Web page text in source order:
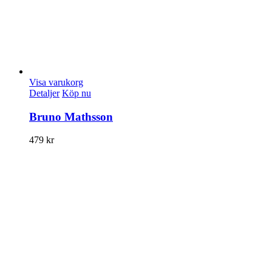
Visa varukorg
Detaljer Köp nu
Bruno Mathsson
479 kr